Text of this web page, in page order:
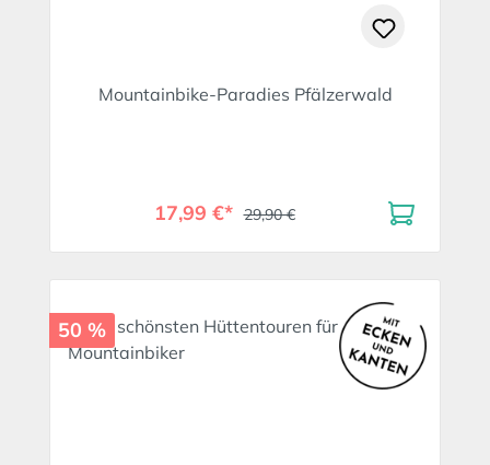
Mountainbike-Paradies Pfälzerwald
17,99 €* 29,90 €
50 %